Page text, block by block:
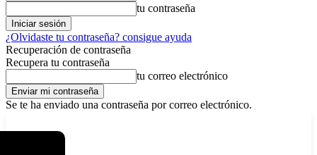
tu contraseña
¿Olvidaste tu contraseña? consigue ayuda
Recuperación de contraseña
Recupera tu contraseña
tu correo electrónico
Se te ha enviado una contraseña por correo electrónico.